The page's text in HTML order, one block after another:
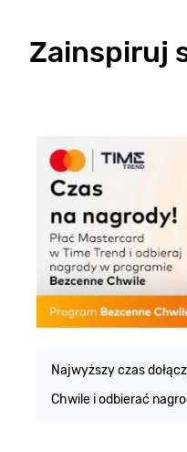
Zainspiruj
Najwyższy czas
Chwile i odbierać